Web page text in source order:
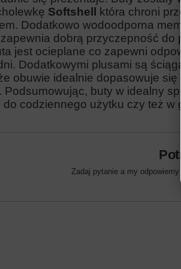
Softshell która chroni
Dodatkowo wodoodporna
dobrą przyczepność do
jest ocieplane co zapewni
Dodatkowymi plusami są
obuwie idealnie dopasowuje się
Podsumowując, buty w idealny
do codziennego użytku czy też w
Zadaj pytanie a my